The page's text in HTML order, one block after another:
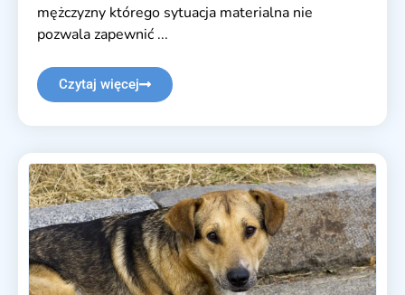
mężczyzny którego sytuacja materialna nie
pozwala zapewnić ...
Czytaj więcej